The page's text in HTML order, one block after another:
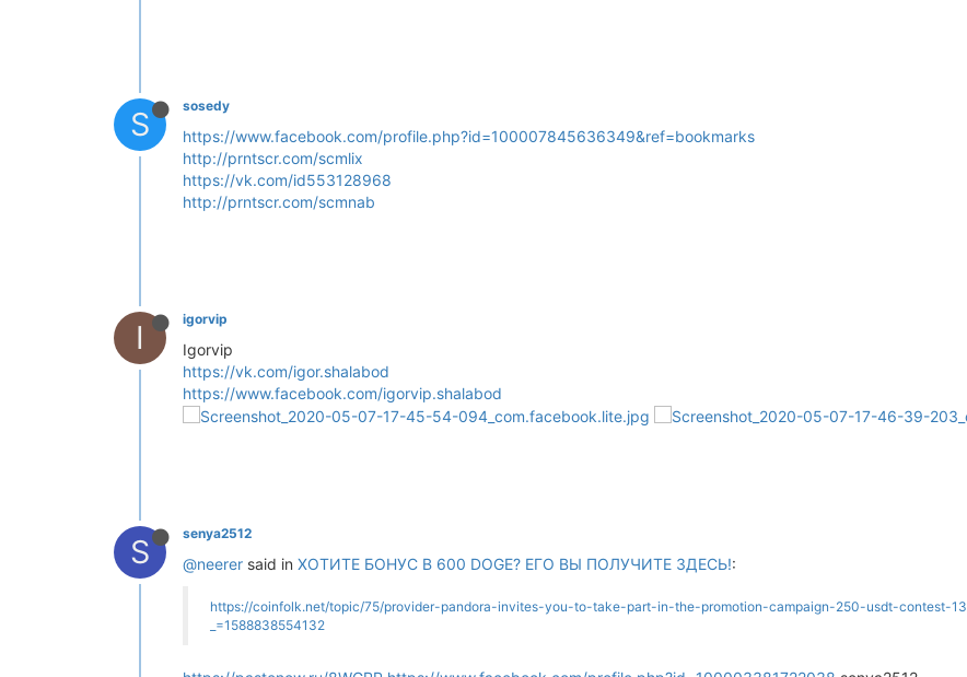
S sosedy
https://www.facebook.com/profile.php?id=100007845636349&ref=bookmarks
http://prntscr.com/scmlix
https://vk.com/id553128968
http://prntscr.com/scmnab
I igorvip
Igorvip
https://vk.com/igor.shalabod
https://www.facebook.com/igorvip.shalabod
S senya2512
@neerer said in ХОТИТЕ БОНУС В 600 DOGE? ЕГО ВЫ ПОЛУЧИТЕ ЗДЕСЬ!:
https://coinfolk.net/topic/75/provider-pandora-invites-you-to-take-part-in-the-promotion-campaign-250-usdt-
_=1588838554132